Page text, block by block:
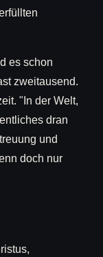
es schon
zweitausend.
"In der Welt,
dran
und
doch nur